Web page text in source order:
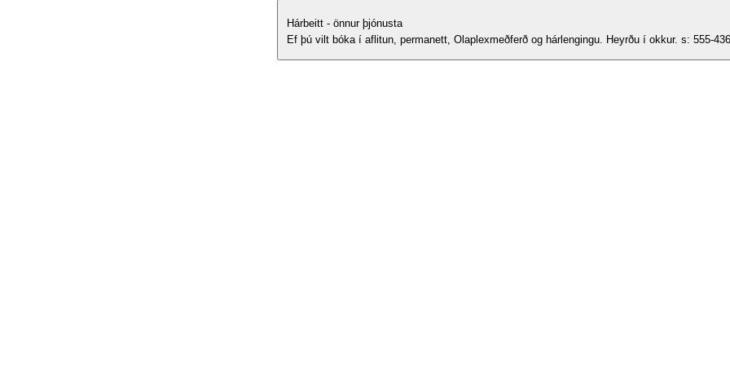
Hárbeitt - önnur þjónusta
Ef þú vilt bóka í aflitun, permanett, Olaplexmeðferð og hárlengingu. Heyrðu í okkur. s: 555-